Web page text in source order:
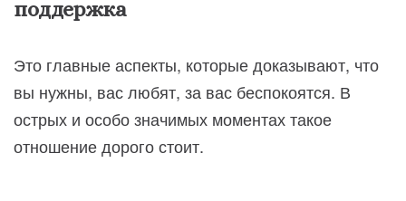
поддержка
Это главные аспекты, которые доказывают, что
вы нужны, вас любят, за вас беспокоятся. В
острых и особо значимых моментах такое
отношение дорого стоит.